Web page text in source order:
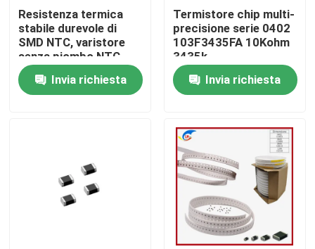
Prodotti
video
Visita alla fabbrica
Resistenza termica
stabile durevole di
SMD NTC, varistore
senza piombo NTC
Invia richiesta
Termistore chip multi-
precisione serie 0402
103F3435FA 10Kohm
3435k
Invia richiesta